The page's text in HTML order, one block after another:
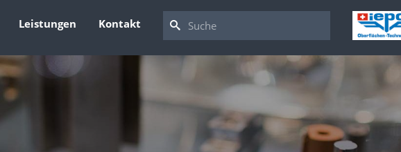
Leistungen Kontakt